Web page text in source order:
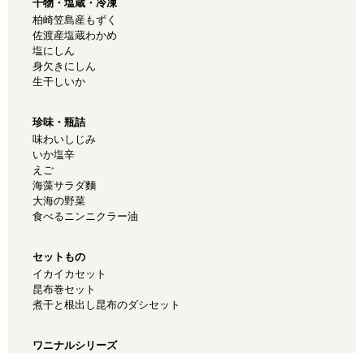
干物・塩蔵・冷凍
柏崎笠島産もずく
佐渡産塩蔵わかめ
塩にしん
身欠きにしん
生干しいか
珍味・瓶詰
味わいしじみ
いか塩辛
えご
海藻サラダ麵
大海の野菜
食べるニンニクラー油
セットもの
イカイカセット
昆布巻セット
煮干と根出し昆布のダシセット
ワニナルシリーズ